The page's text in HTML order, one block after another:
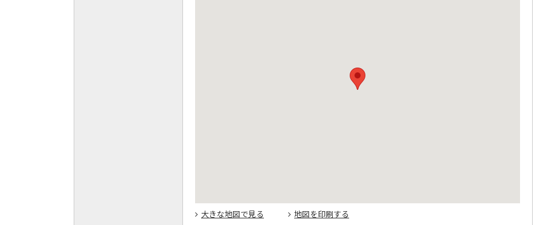
大きな地図で見る 地図を印刷する